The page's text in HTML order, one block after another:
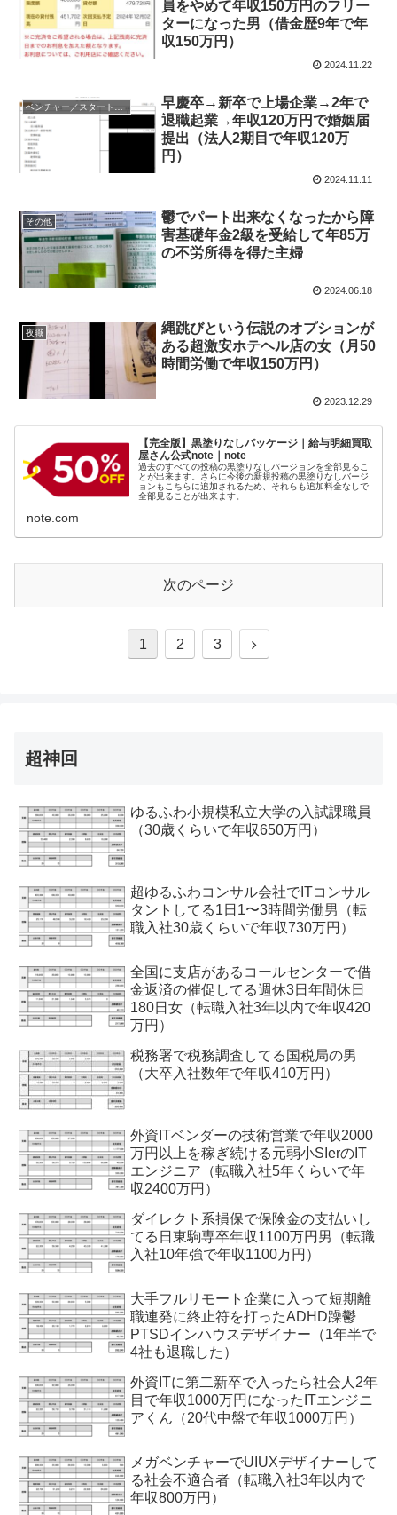
員をやめて年収150万円のフリー
ターになった男（借金歴9年で年
収150万円）
2024.11.22
早慶卒→新卒で上場企業→2年で
退職起業→年収120万円で婚姻届
提出（法人2期目で年収120万
円）
2024.11.11
その他
鬱でパート出来なくなったから障
害基礎年金2級を受給して年85万
の不労所得を得た主婦
2024.06.18
夜職
縄跳びという伝説のオプションが
ある超激安ホテヘル店の女（月50
時間労働で年収150万円）
2023.12.29
【完全版】黒塗りなしパッケージ｜給与明細買取
屋さん公式note｜note
過去のすべての投稿の黒塗りなしバージョンを全部見るこ
とが出来ます。さらに今後の新規投稿の黒塗りなしバージ
ョンもこちらに追加されるため、それらも追加料金なしで
全部見ることが出来ます。
note.com
次のページ
1 2 3
超神回
ゆるふわ小規模私立大学の入試課職員
（30歳くらいで年収650万円）
超ゆるふわコンサル会社でITコンサル
タントしてる1日1〜3時間労働男（転
職入社30歳くらいで年収730万円）
全国に支店があるコールセンターで借
金返済の催促してる週休3日年間休日
180日女（転職入社3年以内で年収420
万円）
税務署で税務調査してる国税局の男
（大卒入社数年で年収410万円）
外資ITベンダーの技術営業で年収2000
万円以上を稼ぎ続ける元弱小SIerのIT
エンジニア（転職入社5年くらいで年
収2400万円）
ダイレクト系損保で保険金の支払いし
てる日東駒専卒年収1100万円男（転職
入社10年強で年収1100万円）
大手フルリモート企業に入って短期離
職連発に終止符を打ったADHD躁鬱
PTSDインハウスデザイナー（1年半で
4社も退職した）
外資ITに第二新卒で入ったら社会人2年
目で年収1000万円になったITエンジニ
アくん（20代中盤で年収1000万円）
メガベンチャーでUIUXデザイナーして
る社会不適合者（転職入社3年以内で
年収800万円）